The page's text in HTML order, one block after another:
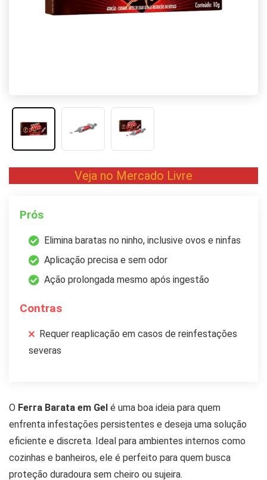
Veja no Mercado Livre
Prós
Elimina baratas no ninho, inclusive ovos e ninfas
Aplicação precisa e sem odor
Ação prolongada mesmo após ingestão
Contras
Requer reaplicação em casos de reinfestações
severas
O Ferra Barata em Gel é uma boa ideia para quem
enfrenta infestações persistentes e deseja uma solução
eficiente e discreta. Ideal para ambientes internos como
cozinhas e banheiros, ele é perfeito para quem busca
proteção duradoura sem cheiro ou sujeira.